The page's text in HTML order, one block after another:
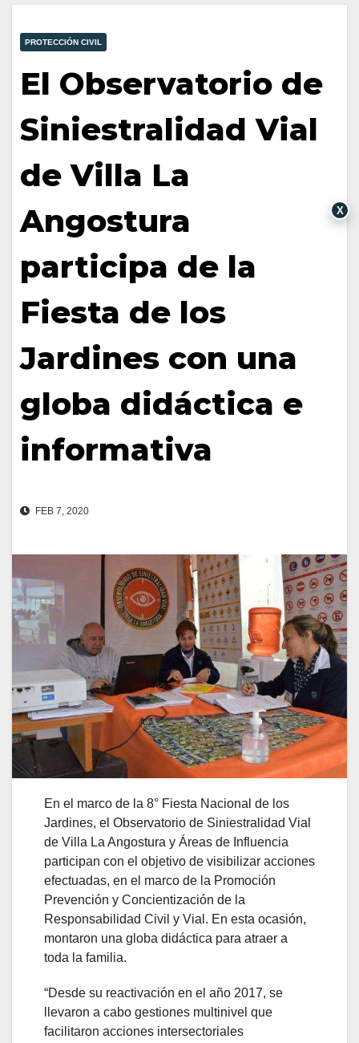
PROTECCIÓN CIVIL
El Observatorio de
Siniestralidad Vial
de Villa La
Angostura
participa de la
Fiesta de los
Jardines con una
globa didáctica e
informativa
FEB 7, 2020
En el marco de la 8° Fiesta Nacional de los
Jardines, el Observatorio de Siniestralidad Vial
de Villa La Angostura y Áreas de Influencia
participan con el objetivo de visibilizar acciones
efectuadas, en el marco de la Promoción
Prevención y Concientización de la
Responsabilidad Civil y Vial. En esta ocasión,
montaron una globa didáctica para atraer a
toda la familia.
“Desde su reactivación en el año 2017, se
llevaron a cabo gestiones multinivel que
facilitaron acciones intersectoriales
X